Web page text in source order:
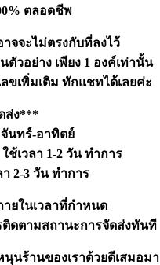
ตลอดชีพ
จจะไม่ตรงกับที่ลงไว้
ตัวอย่าง เพียง 1 องค์เท่านั้น
ขเพิ่มเติม ทักแชทได้เลยค่ะ
ส่ง***
นทร์-อาทิตย์
เวลา 1-2 วัน ทำการ
2-3 วัน ทำการ
ยในเวลาที่กำหนด
ดตามสถานะการจัดส่งทันที
ร้านของเราด้วยดีเสมอมา